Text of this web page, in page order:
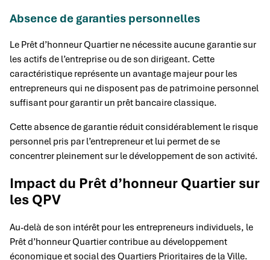
Absence de garanties personnelles
Le Prêt d’honneur Quartier ne nécessite aucune garantie sur
les actifs de l’entreprise ou de son dirigeant. Cette
caractéristique représente un avantage majeur pour les
entrepreneurs qui ne disposent pas de patrimoine personnel
suffisant pour garantir un prêt bancaire classique.
Cette absence de garantie réduit considérablement le risque
personnel pris par l’entrepreneur et lui permet de se
concentrer pleinement sur le développement de son activité.
Impact du Prêt d’honneur Quartier sur
les QPV
Au-delà de son intérêt pour les entrepreneurs individuels, le
Prêt d’honneur Quartier contribue au développement
économique et social des Quartiers Prioritaires de la Ville.